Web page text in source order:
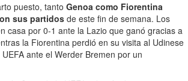
puesto, tanto Genoa como Fiorentina
sus partidos de este fin de semana. Los
casa por 0-1 ante la Lazio que ganó gracias a
la Fiorentina perdió en su visita al Udinese
ante el Werder Bremen por un